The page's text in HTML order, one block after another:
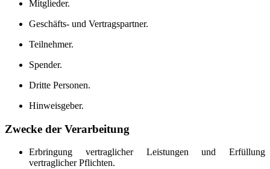
Mitglieder.
Geschäfts- und Vertragspartner.
Teilnehmer.
Spender.
Dritte Personen.
Hinweisgeber.
Zwecke der Verarbeitung
Erbringung vertraglicher Leistungen und Erfüllung
vertraglicher Pflichten.